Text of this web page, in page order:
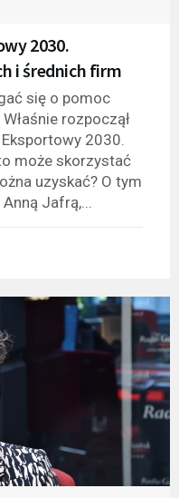
2030.
i średnich firm
się o pomoc
rozpoczął
2030.
może skorzystać
uzyskać? O tym
Jafrą,...